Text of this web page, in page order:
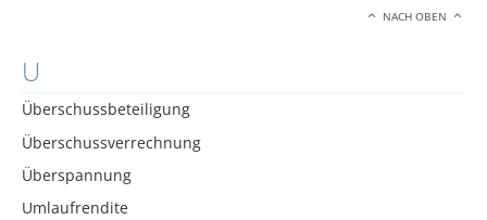
NACH OBEN
U
Überschussbeteiligung
Überschussverrechnung
Überspannung
Umlaufrendite